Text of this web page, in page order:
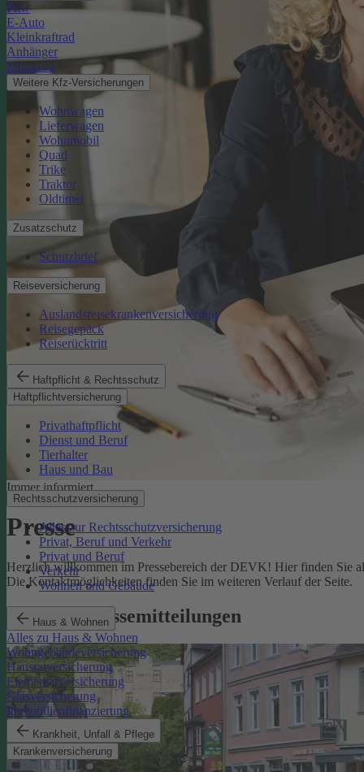
Pkw
E-Auto
Kleinkraftrad
Anhänger
Motorrad
Weitere Kfz-Versicherungen
Wohnwagen
Lieferwagen
Wohnmobil
Quad
Trike
Traktor
Oldtimer
Zusatzschutz
Schutzbrief
Reiseversicherung
Auslandsreisekrankenversicherung
Reisegepäck
Reiserücktritt
Haftpflicht & Rechtsschutz
Haftpflichtversicherung
Privathaftpflicht
Dienst und Beruf
Tierhalter
Haus und Bau
Rechtsschutzversicherung
Alles zur Rechtsschutzversicherung
Privat, Beruf und Verkehr
Privat und Beruf
Verkehr
Wohnen und Gebäude
Haus & Wohnen
Alles zu Haus & Wohnen
Wohngebäudeversicherung
Hausratversicherung
Elementarversicherung
Glasversicherung
Immobilienfinanzierung
Krankheit, Unfall & Pflege
Krankenversicherung
Immer informiert
Presse
Herzlich willkommen im Pressebereich der DEVK! Hier finden Sie
Die Kontaktmöglichkeiten finden Sie im weiteren Verlauf der Seite.
Aktuelle Pressemitteilungen